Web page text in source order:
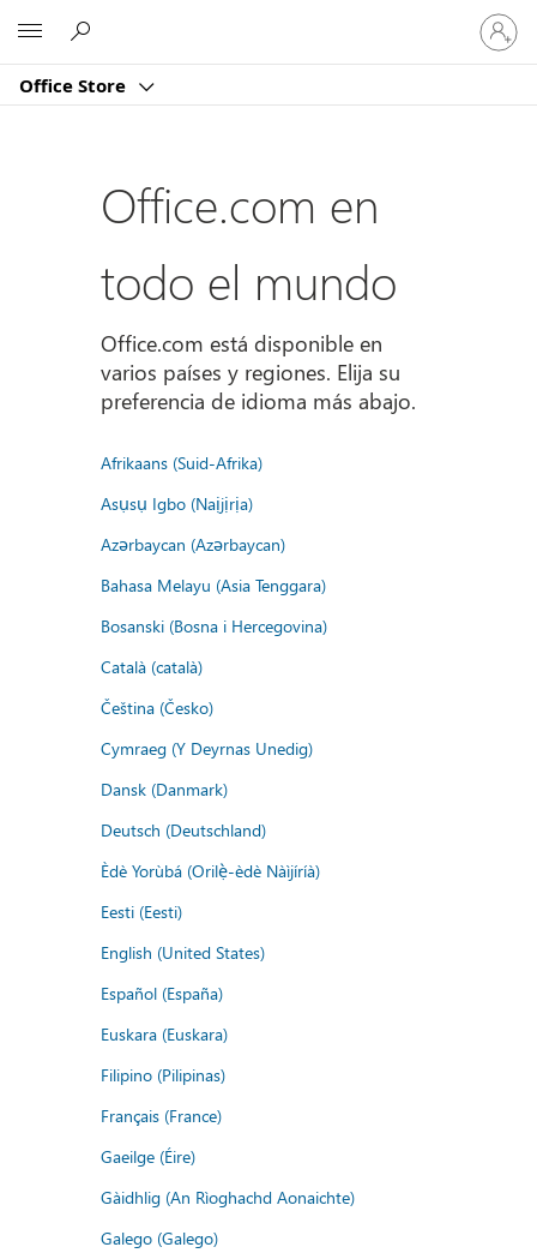
Office Store
Iniciar
sesión
en
cuenta
Office.com en
todo el mundo
Office.com está disponible en
varios países y regiones. Elija su
preferencia de idioma más abajo.
Afrikaans (Suid-Afrika)
Asụsụ Igbo (Naịjịrịa)
Azərbaycan (Azərbaycan)
Bahasa Melayu (Asia Tenggara)
Bosanski (Bosna i Hercegovina)
Català (català)
Čeština (Česko)
Cymraeg (Y Deyrnas Unedig)
Dansk (Danmark)
Deutsch (Deutschland)
Èdè Yorùbá (Orilẹ̀-èdè Nàìjíríà)
Eesti (Eesti)
English (United States)
Español (España)
Euskara (Euskara)
Filipino (Pilipinas)
Français (France)
Gaeilge (Éire)
Gàidhlig (An Rìoghachd Aonaichte)
Galego (Galego)